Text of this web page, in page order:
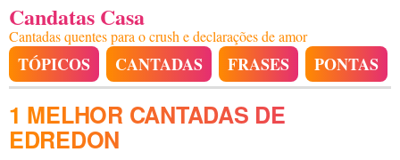
Candatas Casa
Cantadas quentes para o crush e declarações de amor
TÓPICOS CANTADAS FRASES PONTAS
1 MELHOR CANTADAS DE
EDREDON